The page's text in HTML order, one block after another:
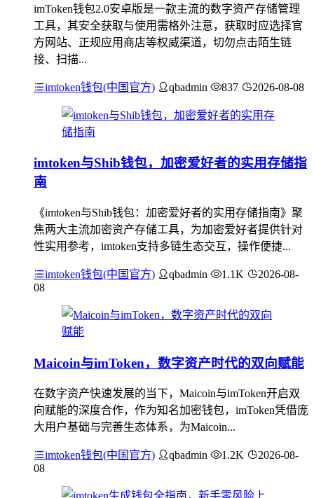
imToken钱包2.0安卓版是一款主流的数字资产存储管理
工具，其安全获取与使用需格外注意，获取时应选择官
方网站、正规应用商店等权威渠道，切勿点击陌生链
接、扫描...
imtoken钱包(中国官方) qbadmin 837 2026-08-08
imtoken与Shib钱包，加密爱好者的实用存储指
南
《imtoken与Shib钱包：加密爱好者的实用存储指南》聚
焦两大主流加密资产存储工具，为加密爱好者提供针对
性实用参考，imtoken支持多链生态交互，操作便捷...
imtoken钱包(中国官方) qbadmin 1.1K
2026-08-
08
Maicoin与imToken，数字资产时代的双向赋能
在数字资产快速发展的当下，Maicoin与imToken开启双
向赋能的深度合作，作为知名加密钱包，imToken凭借庞
大用户基础与完善生态体系，为Maicoin...
imtoken钱包(中国官方) qbadmin 1.2K
2026-08-
08